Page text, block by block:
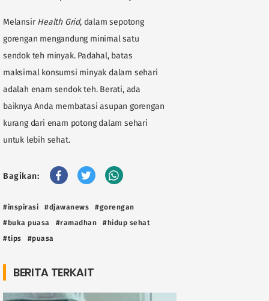
Melansir Health Grid, dalam sepotong
gorengan mengandung minimal satu
sendok teh minyak. Padahal, batas
maksimal konsumsi minyak dalam sehari
adalah enam sendok teh. Berati, ada
baiknya Anda membatasi asupan gorengan
kurang dari enam potong dalam sehari
untuk lebih sehat.
Bagikan:
#inspirasi #djawanews
#gorengan
#buka puasa
#ramadhan
#hidup sehat
#tips
#puasa
BERITA TERKAIT